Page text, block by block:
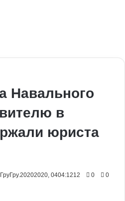
Навального
в
юриста
0404:1212 0 0